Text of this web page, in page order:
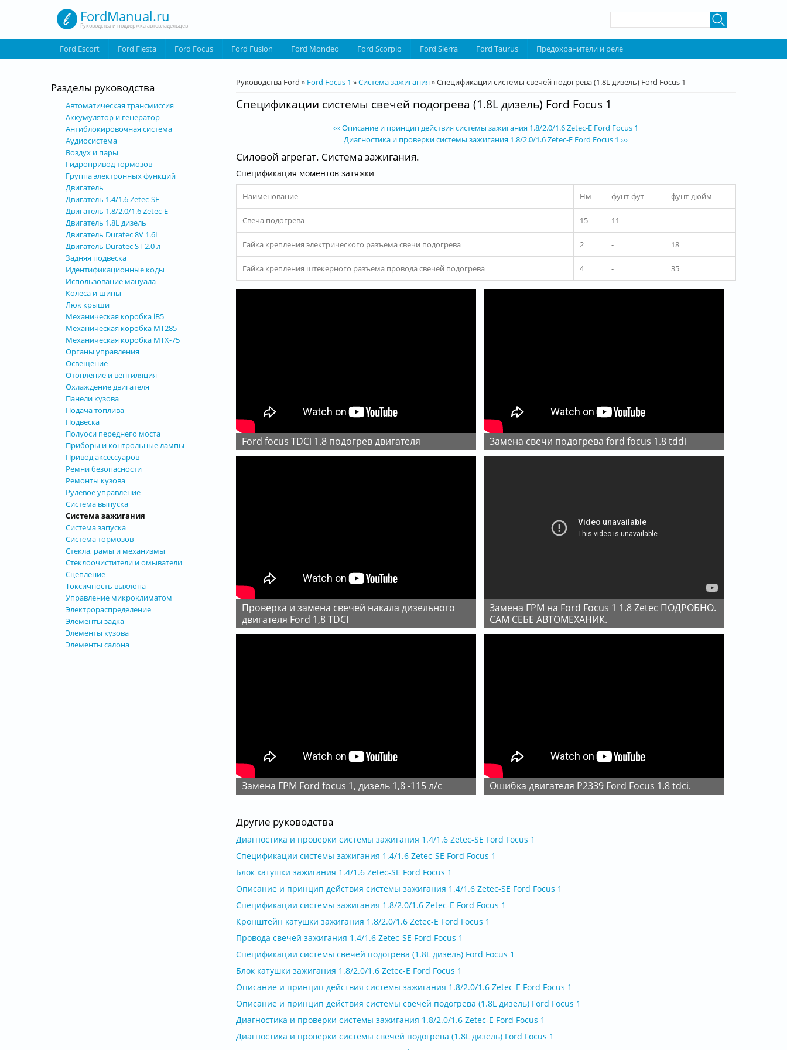
FordManual.ru
Руководства и поддержка автовладельцев
Ford Escort Ford Fiesta Ford Focus Ford Fusion Ford Mondeo Ford Scorpio Ford Sierra Ford Taurus Предохранители и реле
Вы здесь
Руководства Ford » Ford Focus 1 »Система зажигания»Спецификации системы свечей подогрева (1.8L дизель) Ford Focus 1
Спецификации системы свечей подогрева (1.8L дизель) Ford Focus 1
‹‹‹ Описание и принцип действия системы зажигания 1.8/2.0/1.6 Zetec-E Ford Focus 1
Диагностика и проверки системы зажигания 1.8/2.0/1.6 Zetec-E Ford Focus 1 ›››
Силовой агрегат. Система зажигания.
Спецификация моментов затяжки
Наименование Нм фунт-фут фунт-дюйм
Свеча подогрева 15 11 -
Гайка крепления электрического разъема свечи подогрева 2 - 18
Гайка крепления штекерного разъема провода свечей подогрева 4 - 35
Ford focus TDCi 1.8 подогрев двигателя замена свечи подогрева ford focus 1.8 tddi
Проверка и замена свечей накала дизельного
двигателя Ford 1,8 TDCI
Замена ГРМ на Ford Focus 1 1.8 Zetec ПОДРОБНО.
САМ СЕБЕ АВТОМЕХАНИК.
Замена ГРМ Ford focus 1, дизель 1,8 -115 л/с Ошибка двигателя P2339 Ford Focus 1.8 tdci.
Другие руководства
Диагностика и проверки системы зажигания 1.4/1.6 Zetec-SE Ford Focus 1
Спецификации системы зажигания 1.4/1.6 Zetec-SE Ford Focus 1
Блок катушки зажигания 1.4/1.6 Zetec-SE Ford Focus 1
Описание и принцип действия системы зажигания 1.4/1.6 Zetec-SE Ford Focus 1
Спецификации системы зажигания 1.8/2.0/1.6 Zetec-E Ford Focus 1
Кронштейн катушки зажигания 1.8/2.0/1.6 Zetec-E Ford Focus 1
Провода свечей зажигания 1.4/1.6 Zetec-SE Ford Focus 1
Спецификации системы свечей подогрева (1.8L дизель) Ford Focus 1
Блок катушки зажигания 1.8/2.0/1.6 Zetec-E Ford Focus 1
Описание и принцип действия системы зажигания 1.8/2.0/1.6 Zetec-E Ford Focus 1
Описание и принцип действия системы свечей подогрева (1.8L дизель) Ford Focus 1
Диагностика и проверки системы зажигания 1.8/2.0/1.6 Zetec-E Ford Focus 1
Диагностика и проверки системы свечей подогрева (1.8L дизель) Ford Focus 1
Разделы руководства
Автоматическая трансмиссия
Аккумулятор и генератор
Антиблокировочная система
Аудиосистема
Воздух и пары
Гидропривод тормозов
Группа электронных функций
Двигатель
Двигатель 1.4/1.6 Zetec-SE
Двигатель 1.8/2.0/1.6 Zetec-E
Двигатель 1.8L дизель
Двигатель Duratec 8V 1.6L
Двигатель Duratec ST 2.0 л
Задняя подвеска
Идентификационные коды
Использование мануала
Колеса и шины
Люк крыши
Механическая коробка iB5
Механическая коробка MT285
Механическая коробка MTX-75
Органы управления
Освещение
Отопление и вентиляция
Охлаждение двигателя
Панели кузова
Подача топлива
Подвеска
Полуоси переднего моста
Приборы и контрольные лампы
Привод аксессуаров
Ремни безопасности
Ремонты кузова
Рулевое управление
Система выпуска
Система зажигания
Система запуска
Система тормозов
Стекла, рамы и механизмы
Стеклоочистители и омыватели
Сцепление
Токсичность выхлопа
Управление микроклиматом
Электрораспределение
Элементы задка
Элементы кузова
Элементы салона